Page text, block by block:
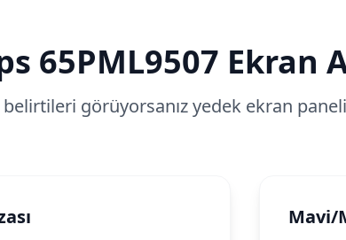
65PML9507 Ekran
belirtileri görüyorsanız yedek ekran
Mavi/